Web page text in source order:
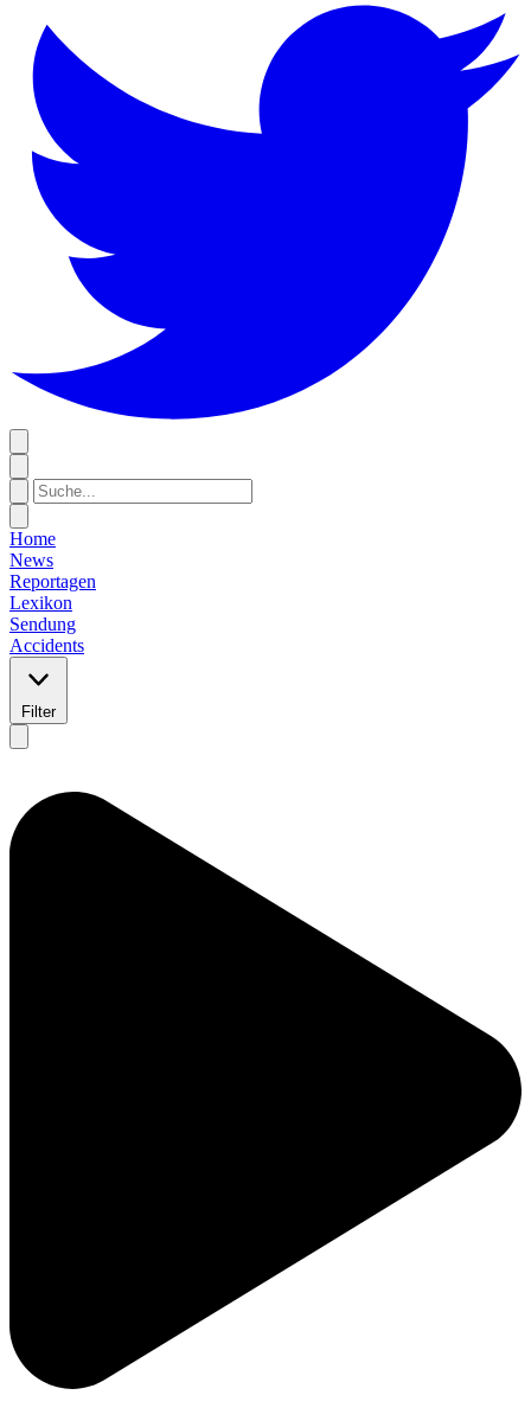
Home
News
Reportagen
Lexikon
Sendung
Accidents
Filter